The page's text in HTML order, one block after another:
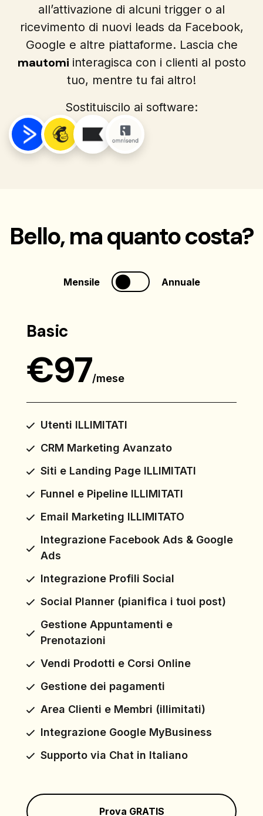
all’attivazione di alcuni trigger o al
ricevimento di nuovi leads da Facebook,
Google e altre piattaforme. Lascia che
mautomi interagisca con i clienti al posto
tuo, mentre tu fai altro!
Sostituiscilo ai software:
Bello, ma quanto costa?
Mensile Annuale
Basic
€97/mese
Utenti ILLIMITATI
CRM Marketing Avanzato
Siti e Landing Page ILLIMITATI
Funnel e Pipeline ILLIMITATI
Email Marketing ILLIMITATO
Integrazione Facebook Ads & Google
Ads
Integrazione Profili Social
Social Planner (pianifica i tuoi post)
Gestione Appuntamenti e
Prenotazioni
Vendi Prodotti e Corsi Online
Gestione dei pagamenti
Area Clienti e Membri (illimitati)
Integrazione Google MyBusiness
Supporto via Chat in Italiano
Prova GRATIS